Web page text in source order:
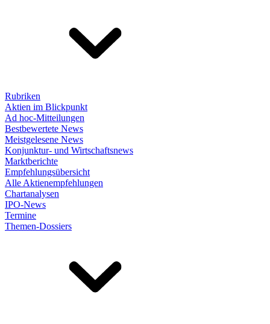
Rubriken
Aktien im Blickpunkt
Ad hoc-Mitteilungen
Bestbewertete News
Meistgelesene News
Konjunktur- und Wirtschaftsnews
Marktberichte
Empfehlungsübersicht
Alle Aktienempfehlungen
Chartanalysen
IPO-News
Termine
Themen-Dossiers